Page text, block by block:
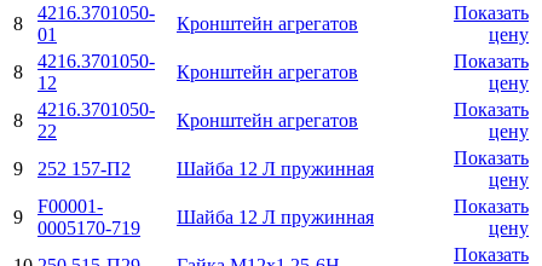
8
4216.3701050-
01
Кронштейн агрегатов
Показать
цену
8
4216.3701050-
12
Кронштейн агрегатов
Показать
цену
8
4216.3701050-
22
Кронштейн агрегатов
Показать
цену
9
252 157-П2 Шайба 12 Л пружинная
Показать
цену
9
F00001-
0005170-719
Шайба 12 Л пружинная
Показать
цену
Показать